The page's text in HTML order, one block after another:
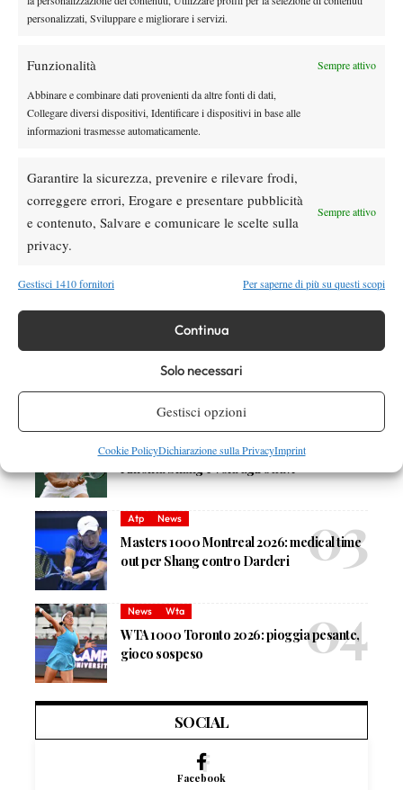
personalizzati, Sviluppare e migliorare i servizi.
Funzionalità Sempre attivo
Abbinare e combinare dati provenienti da altre fonti di dati,
Collegare diversi dispositivi, Identificare i dispositivi in base alle
informazioni trasmesse automaticamente.
Garantire la sicurezza, prevenire e rilevare frodi,
correggere errori, Erogare e presentare pubblicità
e contenuto, Salvare e comunicare le scelte sulla
privacy.
Sempre attivo
Gestisci 1410 fornitori Per saperne di più su questi scopi
Continua
Solo necessari
Gestisci opzioni
Cookie PolicyDichiarazione sulla PrivacyImprint
Nessun commento
Devi essere
DI TENDENZA
News
orario e ordine di gioco venerdì 7 agosto.
Arnaldi apre sul Centrale
Masters 1000 Montreal 2026: Darderi
rimonta Shang e vola agli ottavi
Atp News
Masters 1000 Montreal 2026: medical time
out per Shang contro Darderi
News Wta
WTA 1000 Toronto 2026: pioggia pesante,
gioco sospeso
SOCIAL
Facebook